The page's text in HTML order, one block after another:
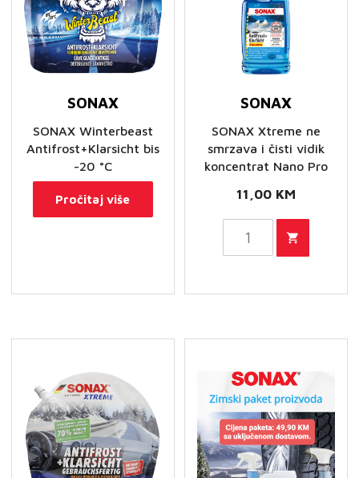
SONAX
SONAX Winterbeast
Antifrost+Klarsicht bis
-20 °C
Pročitaj više
SONAX
SONAX Xtreme ne
smrzava i čisti vidik
koncentrat Nano Pro
11,00 KM
SONAX
Xtreme
vidik
koncentrat
Nano
Pro